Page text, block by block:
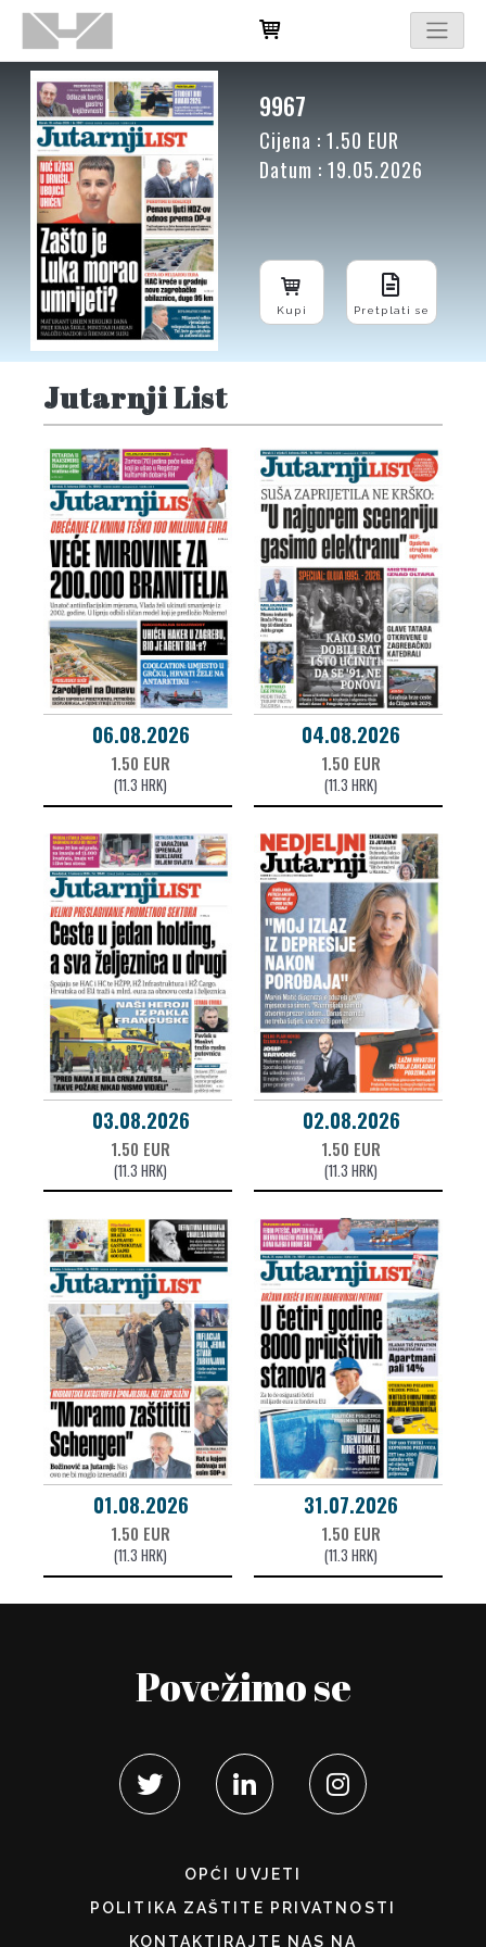
9967
Cijena : 1.50 EUR
Datum : 19.05.2026
Kupi Pretplati se
Jutarnji List
06.08.2026
1.50 EUR
(11.3 HRK)
04.08.2026
1.50 EUR
(11.3 HRK)
03.08.2026
1.50 EUR
(11.3 HRK)
02.08.2026
1.50 EUR
(11.3 HRK)
01.08.2026
1.50 EUR
(11.3 HRK)
31.07.2026
1.50 EUR
(11.3 HRK)
Povežimo se
OPĆI UVJETI
POLITIKA ZAŠTITE PRIVATNOSTI
KONTAKTIRAJTE NAS NA